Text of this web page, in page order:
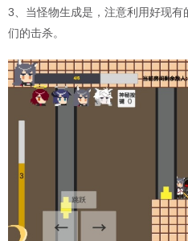
3、当怪物生成是，注意利用好现有
们的击杀。